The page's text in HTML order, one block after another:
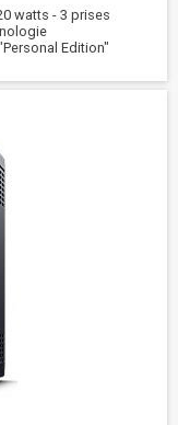
watts - 3 prises
Edition"